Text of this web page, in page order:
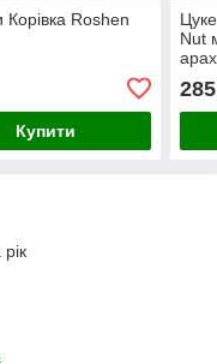
Корівка Roshen
Купити
Nut
285